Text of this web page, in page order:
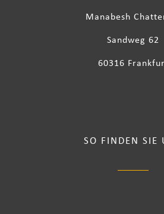
Manabesh
Sandweg 62
60316
SO FINDEN SIE